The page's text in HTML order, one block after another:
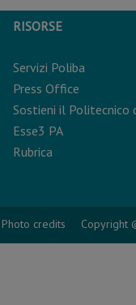
RISORSE
Servizi Poliba
Press Office
Sostieni il Politecnico
Esse3 PA
Rubrica
Photo credits Copyright